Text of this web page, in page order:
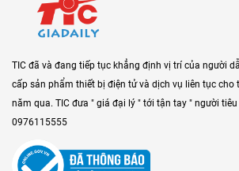
TIC đã và đang tiếp tục khẳng định vị trí của người
cấp sản phẩm thiết bị điện tử và dịch vụ liên tục cho
năm qua. TIC đưa " giá đại lý " tới tận tay " người
0976115555